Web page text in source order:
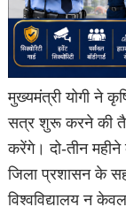
मुख्यमंत्री योगी ने
सत्र शुरू करने की
करेंगे। दो-तीन महीने
जिला प्रशासन के
विश्वविद्यालय न